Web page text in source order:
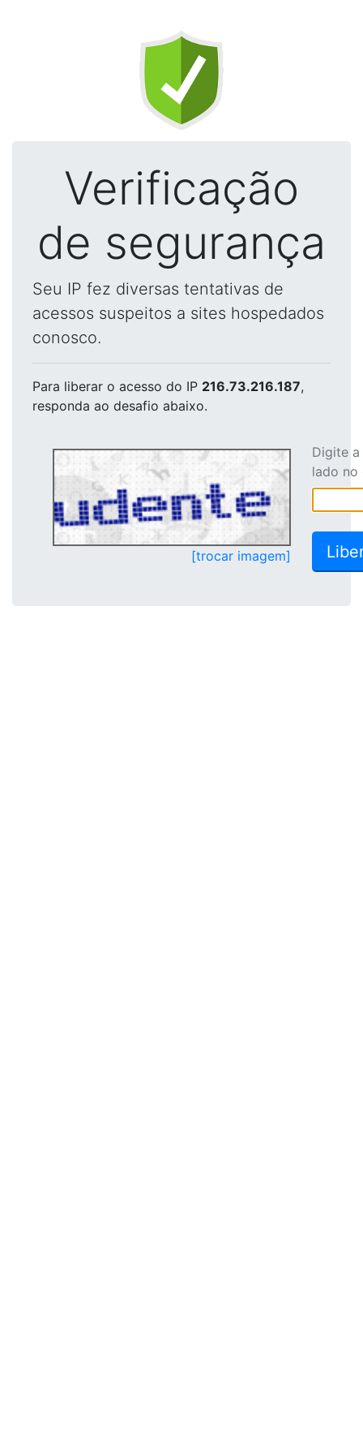
Verificação
de segurança
Seu IP fez diversas tentativas de
acessos suspeitos a sites hospedados
conosco.
Para liberar o acesso do IP 216.73.216.187,
responda ao desafio abaixo.
[trocar imagem]
Digite
lado no